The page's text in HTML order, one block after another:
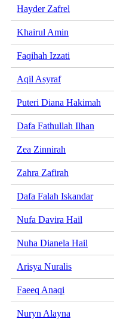
Hayder Zafrel
Khairul Amin
Faqihah Izzati
Aqil Asyraf
Puteri Diana Hakimah
Dafa Fathullah Ilhan
Zea Zinnirah
Zahra Zafirah
Dafa Falah Iskandar
Nufa Davira Hail
Nuha Dianela Hail
Arisya Nuralis
Faeeq Anaqi
Nuryn Alayna